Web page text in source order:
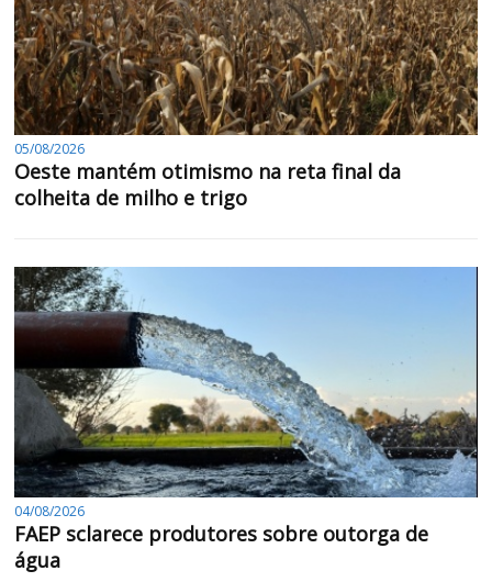
05/08/2026
Oeste mantém otimismo na reta final da
colheita de milho e trigo
04/08/2026
FAEP sclarece produtores sobre outorga de
água